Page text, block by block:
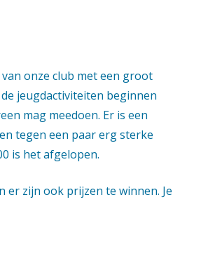
onze club met een groot
jeugdactiviteiten beginnen
mag meedoen. Er is een
tegen een paar erg sterke
is het afgelopen.
zijn ook prijzen te winnen. Je